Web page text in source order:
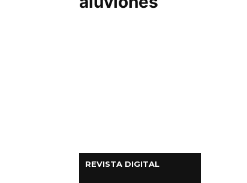
REVISTA DIGITAL